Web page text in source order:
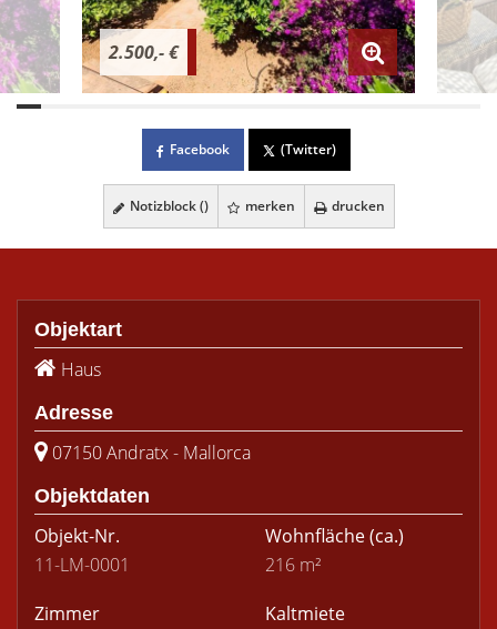
2.500,- €
Facebook (Twitter)
Notizblock () merken drucken
Objektart
Haus
Adresse
07150 Andratx - Mallorca
Objektdaten
Objekt-Nr.
11-LM-0001
Wohnfläche(ca.)
216 m²
Zimmer
Kaltmiete